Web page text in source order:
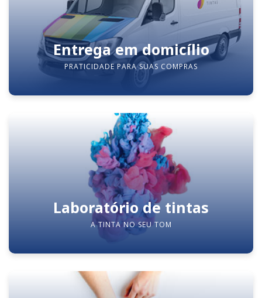
Entrega em domicílio
PRATICIDADE PARA SUAS COMPRAS
Laboratório de tintas
A TINTA NO SEU TOM